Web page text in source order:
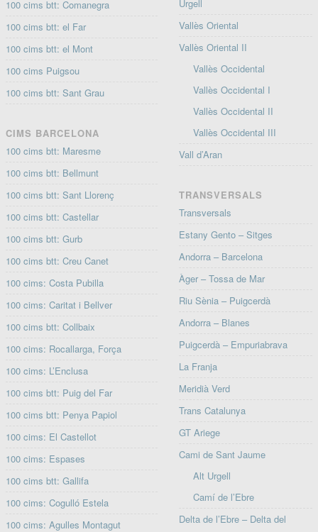
100 cims btt: Comanegra
100 cims btt: el Far
100 cims btt: el Mont
100 cims Puigsou
100 cims btt: Sant Grau
CIMS BARCELONA
100 cims btt: Maresme
100 cims btt: Bellmunt
100 cims btt: Sant Llorenç
100 cims btt: Castellar
100 cims btt: Gurb
100 cims btt: Creu Canet
100 cims: Costa Pubilla
100 cims: Caritat i Bellver
100 cims btt: Collbaix
100 cims: Rocallarga, Força
100 cims: L’Enclusa
100 cims btt: Puig del Far
100 cims btt: Penya Papiol
100 cims: El Castellot
100 cims: Espases
100 cims btt: Gallifa
100 cims: Cogulló Estela
100 cims: Agulles Montagut
Urgell
Vallès Oriental
Vallès Oriental II
Vallès Occidental
Vallès Occidental I
Vallès Occidental II
Vallès Occidental III
Vall d’Aran
TRANSVERSALS
Transversals
Estany Gento – Sitges
Andorra – Barcelona
Àger – Tossa de Mar
Riu Sènia – Puigcerdà
Andorra – Blanes
Puigcerdà – Empuriabrava
La Franja
Meridià Verd
Trans Catalunya
GT Ariege
Cami de Sant Jaume
Alt Urgell
Camí de l’Ebre
Delta de l’Ebre – Delta del